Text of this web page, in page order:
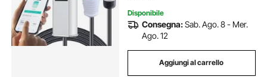
Disponibile
Consegna:Sab. Ago. 8 - Mer.
Ago. 12
Aggiungi al carrello